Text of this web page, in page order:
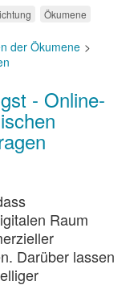
Ökumene
der Ökumene
- Online-
Raum
Darüber lassen